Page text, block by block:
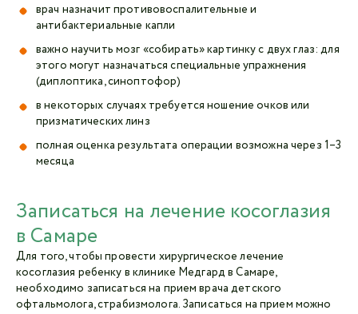
врач назначит противовоспалительные и
антибактериальные капли
важно научить мозг «собирать» картинку с двух глаз: для
этого могут назначаться специальные упражнения
(диплоптика, синоптофор)
в некоторых случаях требуется ношение очков или
призматических линз
полная оценка результата операции возможна через 1–3
месяца
Записаться на лечение косоглазия
в Самаре
Для того, чтобы провести хирургическое лечение
косоглазия ребенку в клинике Медгард в Самаре,
необходимо записаться на прием врача детского
офтальмолога, страбизмолога. Записаться на прием можно